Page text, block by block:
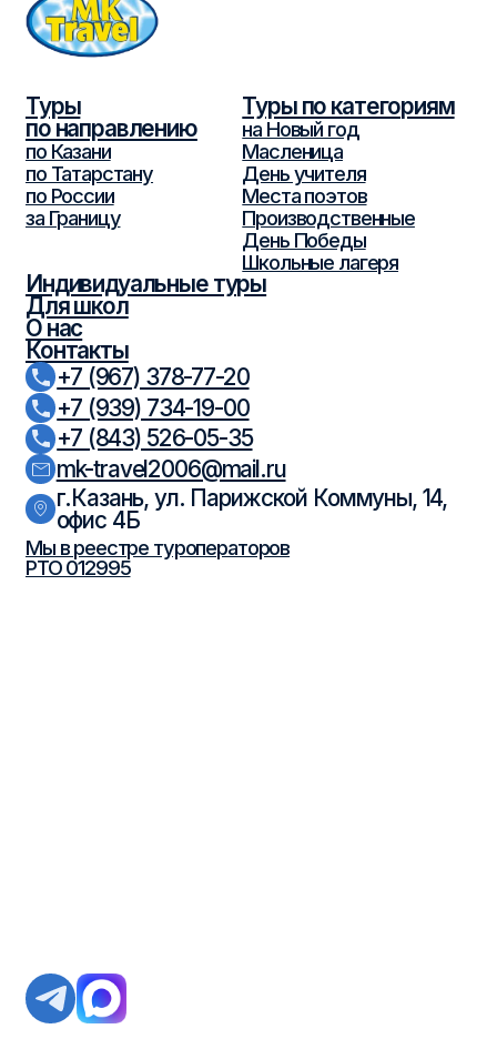
© 2026 ООО «МК-Травел». Все права защищены.
Политика обработки персональных
данных
Согласие на обработку персональных данных
Разработка
сайта